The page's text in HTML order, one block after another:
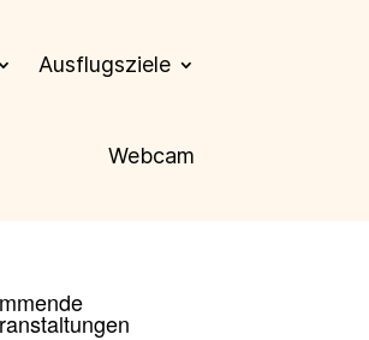
Ausflugsziele
Webcam